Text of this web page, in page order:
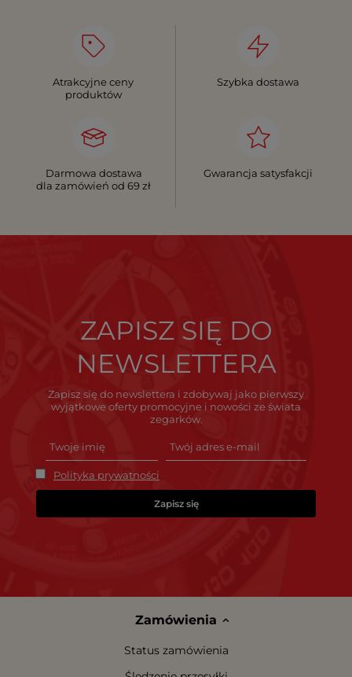
Atrakcyjne ceny
produktów
Szybka dostawa
Darmowa dostawa
dla zamówień od 69 zł
Gwarancja satysfakcji
ZAPISZ SIĘ DO
NEWSLETTERA
Zapisz się do newslettera i zdobywaj jako pierwszy
wyjątkowe oferty promocyjne i nowości ze świata
zegarków.
Polityka prywatności
Zapisz się
Zamówienia
Status zamówienia